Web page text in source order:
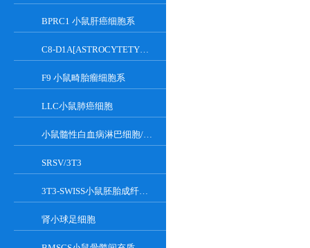
BPRC1 小鼠肝癌细胞系
C8-D1A[ASTROCYTETYPEICLONE]小鼠小脑细胞
F9 小鼠畸胎瘤细胞系
LLC小鼠肺癌细胞
小鼠髓性白血病淋巴细胞/小鼠白血病G-CSF依赖性细胞
SRSV/3T3
3T3-SWISS小鼠胚胎成纤维细胞
肾小球足细胞